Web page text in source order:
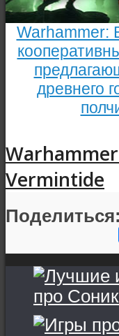
Warhammer:
древнего
Vermintide
Поделиться: